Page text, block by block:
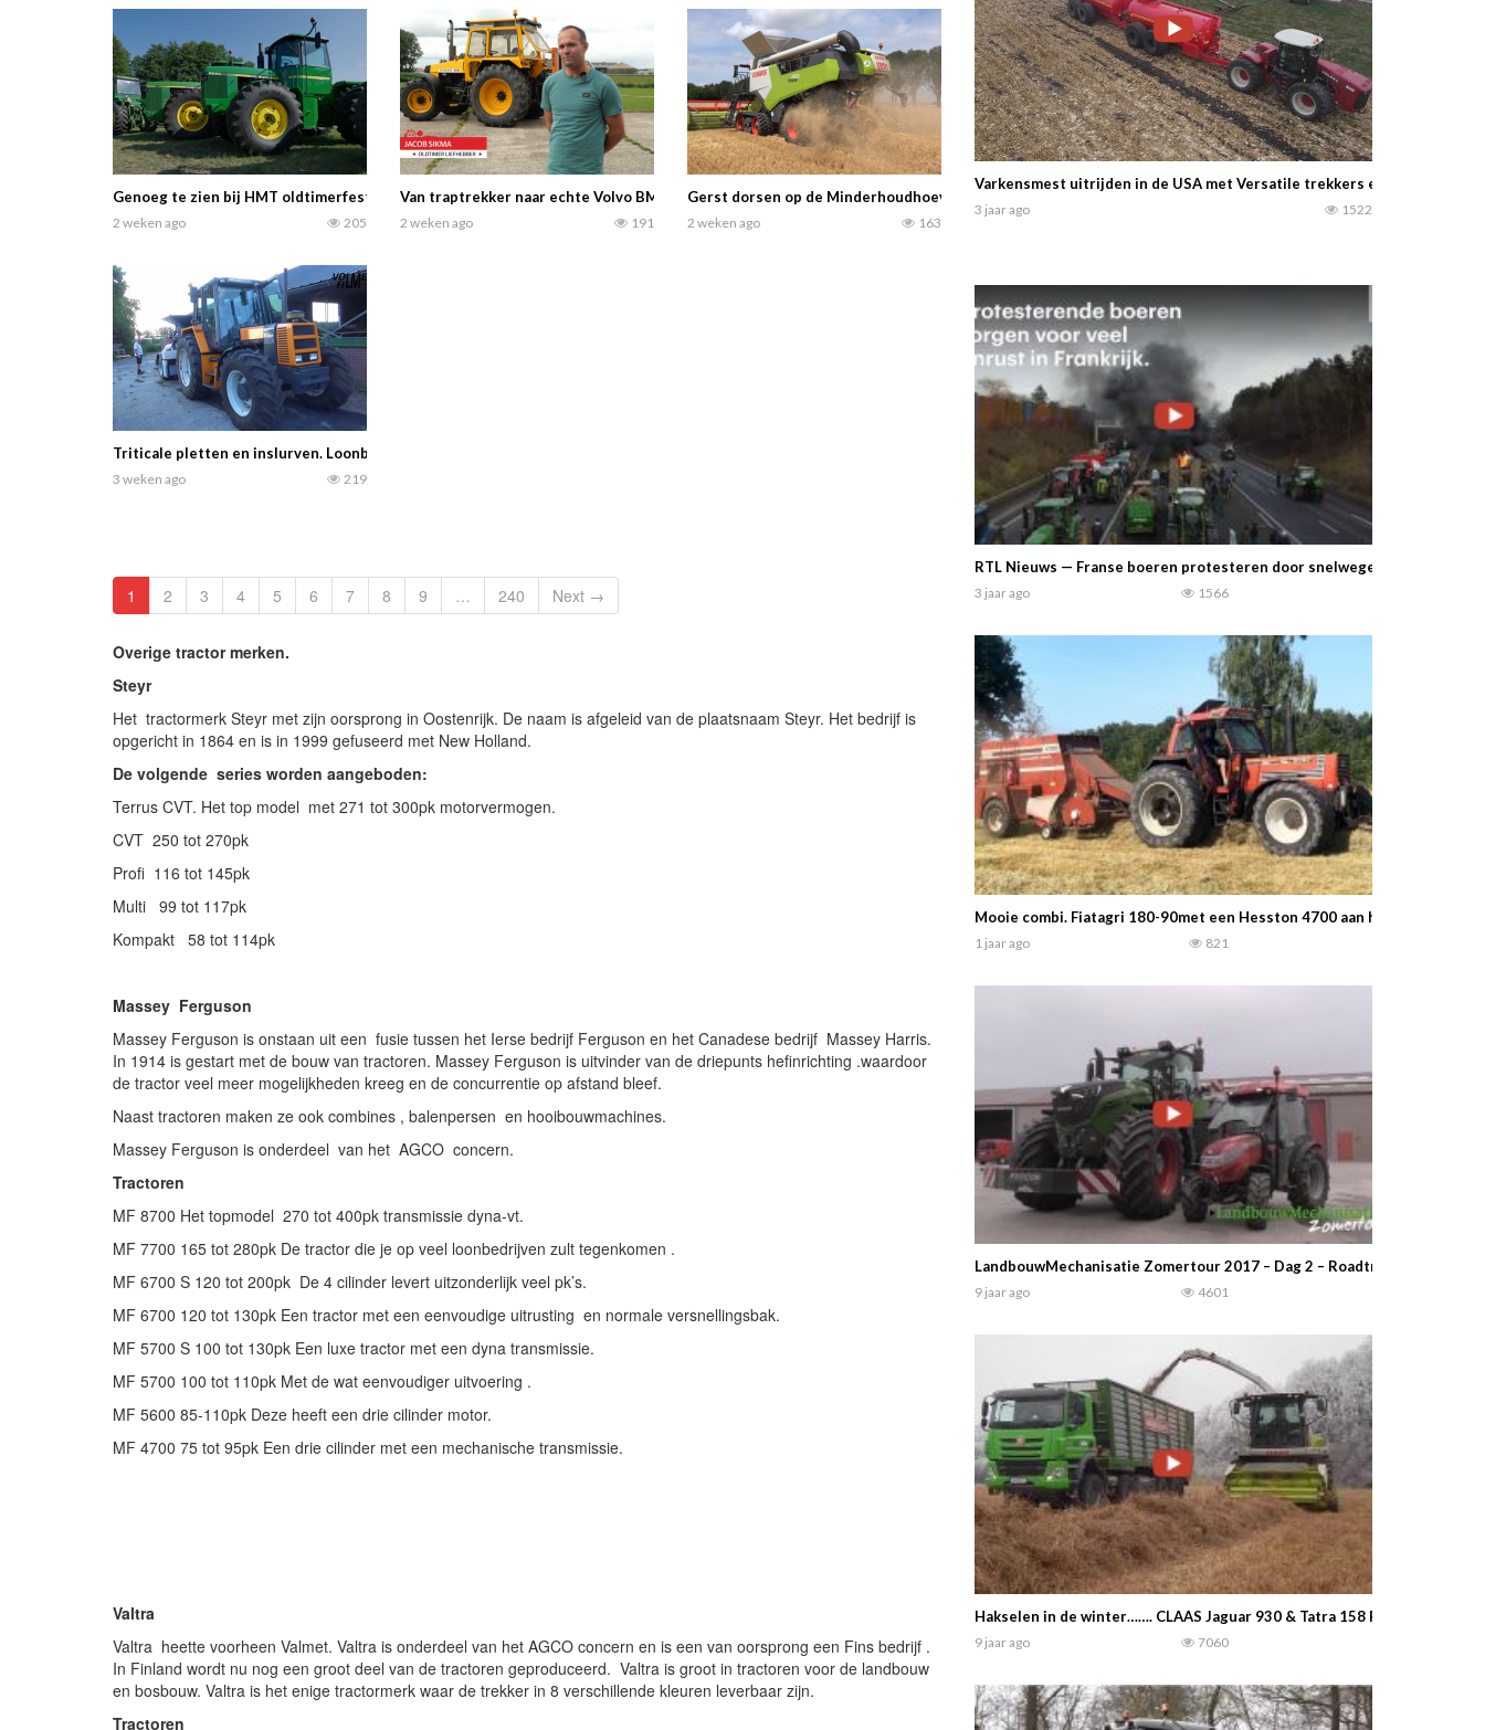
Genoeg te zien bij HMT oldtimerfestival in Panningen. Trekkerweb.nl
2 weken ago 205
Van traptrekker naar echte Volvo BM Valmet 2105: Jacob vond de trekker uit zijn jeugd terug. Voor Jacob Sikma is de liefde voor oude trekkers en
2 weken ago 191
Gerst dorsen op de Minderhoudhoeve te Swifterbant met de CLAAS Trion 720 op Terra Trac, voorzien van een
2 weken ago 163
Triticale pletten en inslurven. Loonbedrijf Lensink met Renault, Steyr, Fendt en John Deere trekkers. VolmerFilm
3 weken ago 219
1 2 3 4 5 6 7 8 9 … 240 Next →
Overige tractor merken.
Steyr
Het tractormerk Steyr met zijn oorsprong in Oostenrijk. De naam is afgeleid van de plaatsnaam Steyr. Het bedrijf is
opgericht in 1864 en is in 1999 gefuseerd met New Holland.
De volgende series worden aangeboden:
Terrus CVT. Het top model met 271 tot 300pk motorvermogen.
CVT 250 tot 270pk
Profi 116 tot 145pk
Multi 99 tot 117pk
Kompakt 58 tot 114pk
Massey Ferguson
Massey Ferguson is onstaan uit een fusie tussen het Ierse bedrijf Ferguson en het Canadese bedrijf Massey Harris.
In 1914 is gestart met de bouw van tractoren. Massey Ferguson is uitvinder van de driepunts hefinrichting .waardoor
de tractor veel meer mogelijkheden kreeg en de concurrentie op afstand bleef.
Naast tractoren maken ze ook combines , balenpersen en hooibouwmachines.
Massey Ferguson is onderdeel van het AGCO concern.
Tractoren
MF 8700 Het topmodel 270 tot 400pk transmissie dyna-vt.
MF 7700 165 tot 280pk De tractor die je op veel loonbedrijven zult tegenkomen .
MF 6700 S 120 tot 200pk De 4 cilinder levert uitzonderlijk veel pk’s.
MF 6700 120 tot 130pk Een tractor met een eenvoudige uitrusting en normale versnellingsbak.
MF 5700 S 100 tot 130pk Een luxe tractor met een dyna transmissie.
MF 5700 100 tot 110pk Met de wat eenvoudiger uitvoering .
MF 5600 85-110pk Deze heeft een drie cilinder motor.
MF 4700 75 tot 95pk Een drie cilinder met een mechanische transmissie.
Valtra
Valtra heette voorheen Valmet. Valtra is onderdeel van het AGCO concern en is een van oorsprong een Fins bedrijf .
In Finland wordt nu nog een groot deel van de tractoren geproduceerd. Valtra is groot in tractoren voor de landbouw
en bosbouw. Valtra is het enige tractormerk waar de trekker in 8 verschillende kleuren leverbaar zijn.
Tractoren
Varkensmest uitrijden in de USA met Versatile trekkers en Nuhn
3 jaar ago 1522
RTL Nieuws — Franse boeren protesteren door snelwegen en winkels
3 jaar ago 1566
Mooie combi. Fiatagri 180-90met een Hesston 4700 aan het hooi
1 jaar ago 821
LandbouwMechanisatie Zomertour 2017 – Dag 2 – Roadtrip met Fendt
9 jaar ago 4601
Hakselen in de winter……. CLAAS Jaguar 930 & Tatra 158 Phoenix 8×8
9 jaar ago 7060